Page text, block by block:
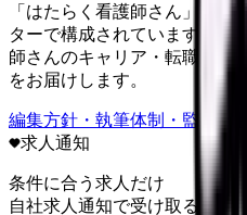
「はたらく看護師さん」編集
ターで構成されています。現
師さんのキャリア・転職・働
をお届けします。
編集方針・執筆体制・監修体
求人通知
条件に合う求人だけ
自社求人通知で受け取る